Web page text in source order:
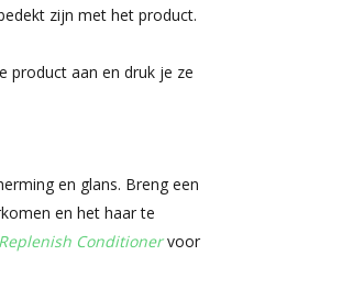
zijn met het product.
product aan en druk je ze
en glans. Breng een
en het haar te
Replenish Conditionervoor